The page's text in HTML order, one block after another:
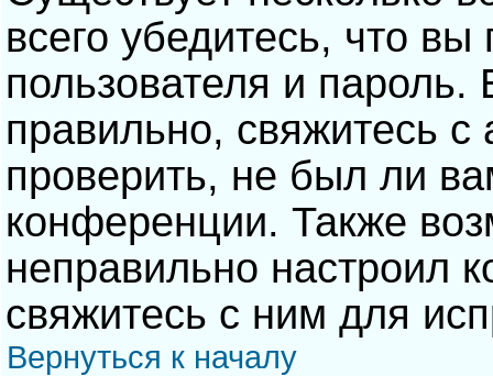
всего убедитесь, что
пользователя и
правильно, свяжитесь
проверить, не был ли
конференции. Также
неправильно настроил
свяжитесь с ним для
Вернуться к началу